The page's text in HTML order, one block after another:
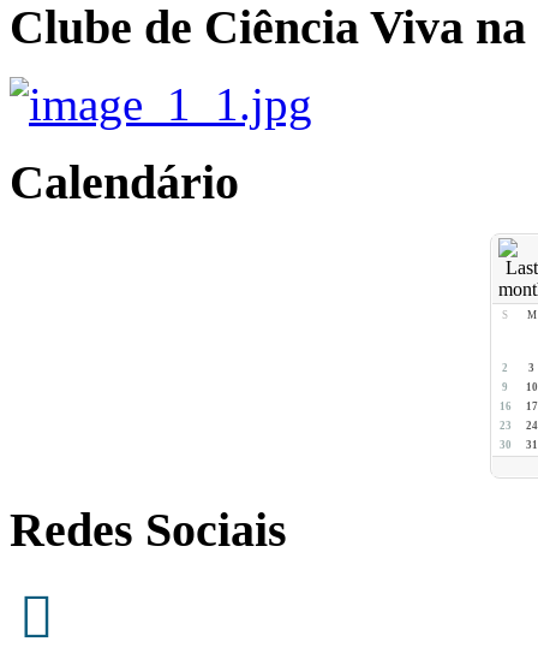
Clube de Ciência Viva
Calendário
S M
2
3
9
10
16
17
23
24
30
31
Redes Sociais